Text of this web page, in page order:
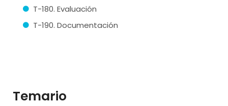
T-180. Evaluación
T-190. Documentación
Temario